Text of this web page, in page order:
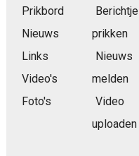
Prikbord
Nieuws
Links
Video's
Foto's
Berichtje
prikken
Nieuws
melden
Video
uploaden